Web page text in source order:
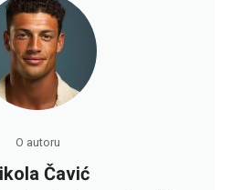
O autoru
Čavić